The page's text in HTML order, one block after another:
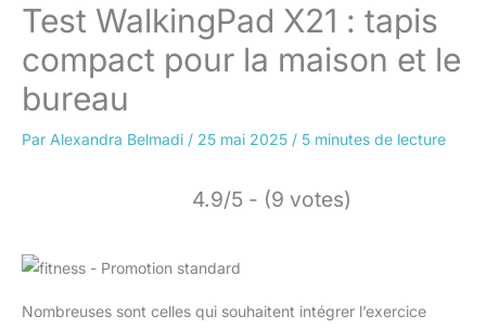
Test WalkingPad X21 : tapis
compact pour la maison et le
bureau
Par Alexandra Belmadi / 25 mai 2025 / 5 minutes de lecture
4.9/5 - (9 votes)
Nombreuses sont celles qui souhaitent intégrer l’exercice